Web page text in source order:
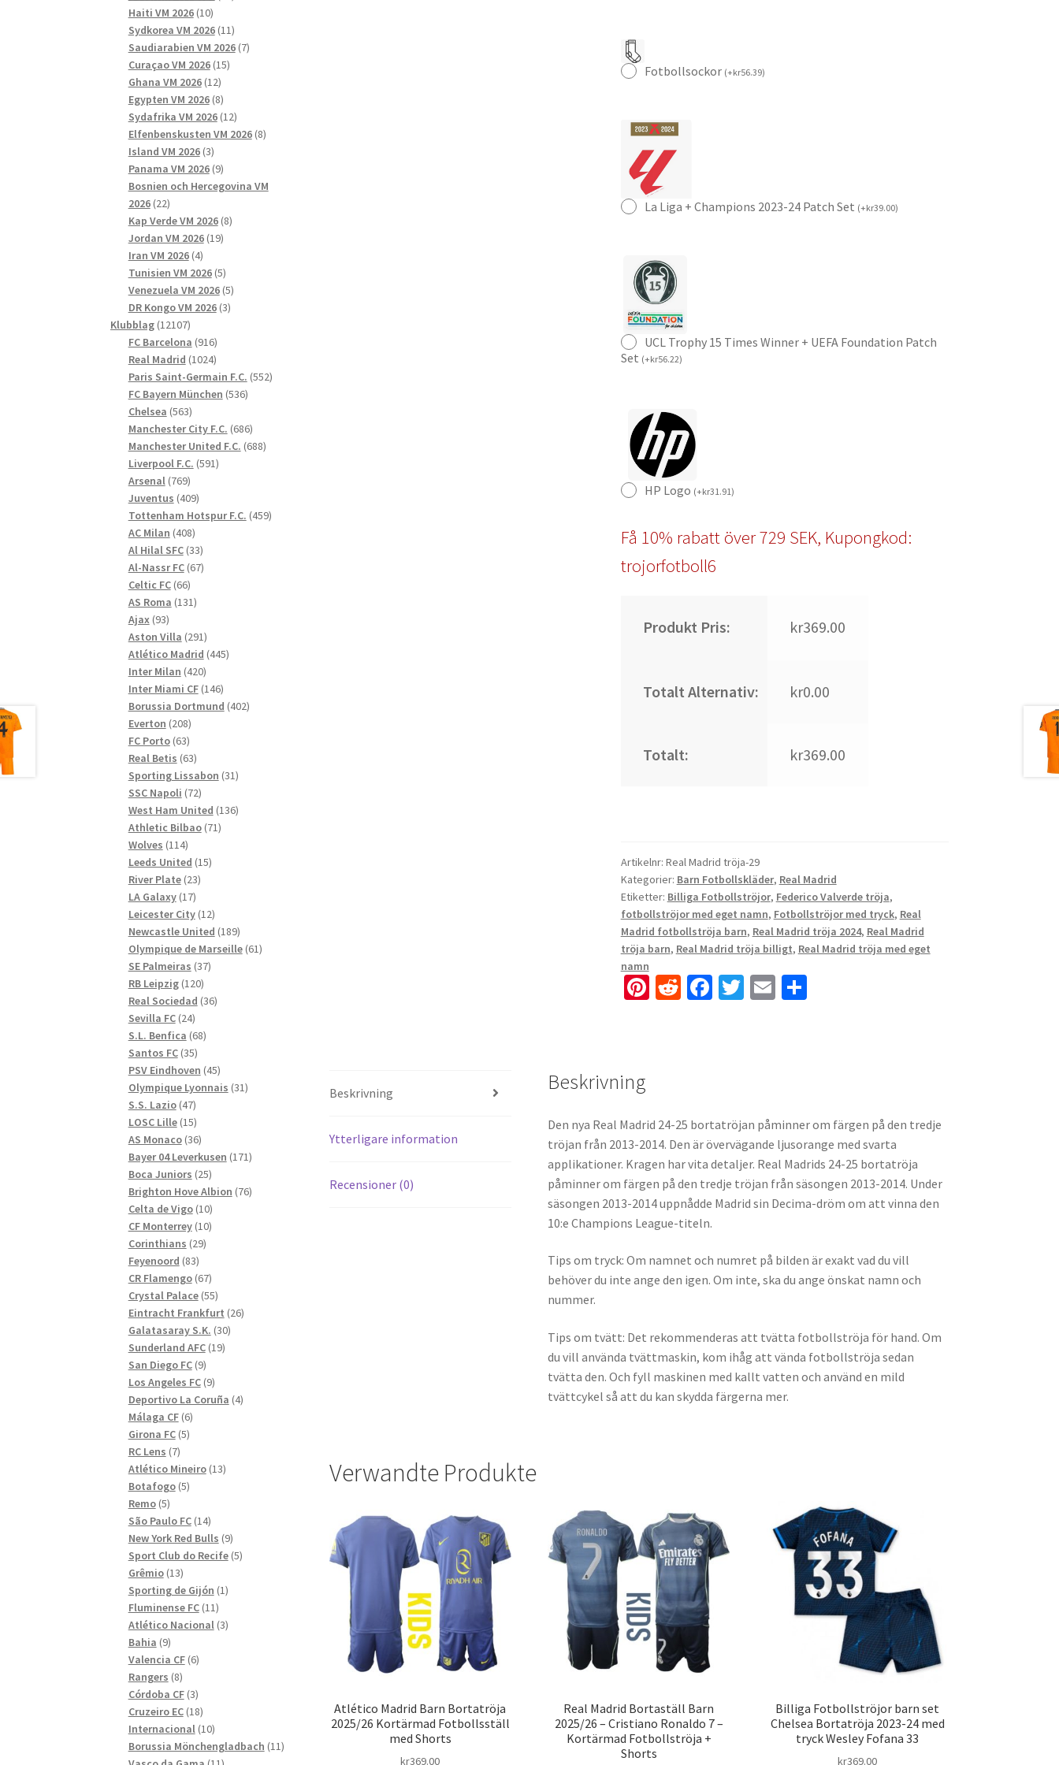
Fotbollsockor (+kr56.39)
La Liga + Champions 2023-24 Patch Set (+kr39.00)
UCL Trophy 15 Times Winner + UEFA Foundation Patch
Set (+kr56.22)
HP Logo (+kr31.91)
Få 10% rabatt över 729 SEK, Kupongkod:
trojorfotboll6
Produkt Pris: kr369.00
Totalt Alternativ: kr0.00
Totalt: kr369.00
Artikelnr: Real Madrid tröja-29
Kategorier: Barn Fotbollskläder, Real Madrid
Etiketter: Billiga Fotbollströjor, Federico Valverde tröja,
fotbollströjor med eget namn, Fotbollströjor med tryck, Real
Madrid fotbollströja barn, Real Madrid tröja 2024, Real Madrid
tröja barn, Real Madrid tröja billigt, Real Madrid tröja med eget
namn
Pi R Fa
k
T E D
Beskrivning
Ytterligare information
Recensioner (0)
Beskrivning
Den nya Real Madrid 24-25 bortatröjan påminner om färgen på den tredje
tröjan från 2013-2014. Den är övervägande ljusorange med svarta
applikationer. Kragen har vita detaljer. Real Madrids 24-25 bortatröja
påminner om färgen på den tredje tröjan från säsongen 2013-2014. Under
säsongen 2013-2014 uppnådde Madrid sin Decima-dröm om att vinna den
10:e Champions League-titeln.
Tips om tryck: Om namnet och numret på bilden är exakt vad du vill
behöver du inte ange den igen. Om inte, ska du ange önskat namn och
nummer.
Tips om tvätt: Det rekommenderas att tvätta fotbollströja för hand. Om
du vill använda tvättmaskin, kom ihåg att vända fotbollströja sedan
tvätta den. Och fyll maskinen med kallt vatten och använd en mild
tvättcykel så att du kan skydda färgerna mer.
Verwandte Produkte
Atlético Madrid Barn Bortatröja
2025/26 Kortärmad Fotbollsställ
med Shorts
kr369.00
Real Madrid Bortaställ Barn
2025/26 – Cristiano Ronaldo 7 –
Kortärmad Fotbollströja +
Shorts
Billiga Fotbollströjor barn set
Chelsea Bortatröja 2023-24 med
tryck Wesley Fofana 33
kr369.00
Haiti VM 2026 1010
produkter
Sydkorea VM 2026 1111
produkter
Saudiarabien VM 2026 77
Curaçao VM 2026 1515
Ghana VM 2026 1212
produkter
Egypten VM 2026 88
produkter
Sydafrika VM 2026 1212
produkter
Elfenbenskusten VM 2026 88
Island VM 2026 33
produkter
Panama VM 2026 99
produkter
Bosnien och Hercegovina VM
2026 2222
produkter
Kap Verde VM 2026 88
Jordan VM 2026 1919
Iran VM 2026 44
produkter
Tunisien VM 2026 55
produkter
Venezuela VM 2026 55
produkter
DR Kongo VM 2026 33
Klubblag 1210712107
produkter
FC Barcelona 916916
produkter
Real Madrid 10241024
produkter
Paris Saint-Germain F.C. 552552
FC Bayern München 536536
Chelsea 563563
produkter
Manchester City F.C. 686686
produkter
Manchester United F.C. 688688
Liverpool F.C. 591591
Arsenal 769769
produkter
Juventus 409409
produkter
Tottenham Hotspur F.C. 459459
AC Milan 408408
produkter
Al Hilal SFC 3333
produkter
Al-Nassr FC 6767
Celtic FC 6666
produkter
AS Roma 131131
Ajax 9393
produkter
Aston Villa 291291
produkter
Atlético Madrid 445445
Inter Milan 420420
produkter
Inter Miami CF 146146
produkter
Borussia Dortmund 402402
Everton 208208
produkter
FC Porto 6363
produkter
Real Betis 6363
produkter
Sporting Lissabon 3131
SSC Napoli 7272
produkter
West Ham United 136136
Athletic Bilbao 7171
Wolves 114114
produkter
Leeds United 1515
River Plate 2323
LA Galaxy 1717
produkter
Leicester City 1212
produkter
Newcastle United 189189
produkter
Olympique de Marseille 6161
SE Palmeiras 3737
RB Leipzig 120120
produkter
Real Sociedad 3636
Sevilla FC 2424
produkter
S.L. Benfica 6868
Santos FC 3535
produkter
PSV Eindhoven 4545
produkter
Olympique Lyonnais 3131
S.S. Lazio 4747
produkter
LOSC Lille 1515
produkter
AS Monaco 3636
produkter
Bayer 04 Leverkusen 171171
Boca Juniors 2525
produkter
Brighton Hove Albion 7676
Celta de Vigo 1010
produkter
CF Monterrey 1010
Corinthians 2929
Feyenoord 8383
produkter
CR Flamengo 6767
produkter
Crystal Palace 5555
produkter
Eintracht Frankfurt 2626
Galatasaray S.K. 3030
Sunderland AFC 1919
San Diego FC 99
produkter
Los Angeles FC 99
produkter
Deportivo La Coruña 44
Málaga CF 66
produkter
Girona FC 55
RC Lens 77
produkter
Atlético Mineiro 1313
Botafogo 55
Remo 55
produkter
São Paulo FC 1414
produkter
New York Red Bulls 99
produkter
Sport Club do Recife 55
Grêmio 1313
produkter
Sporting de Gijón 11
Fluminense FC 1111
produkter
Atlético Nacional 33
Bahia 99
produkter
Valencia CF 66
Rangers 88
produkter
Córdoba CF 33
produkter
Cruzeiro EC 1818
produkter
Internacional 1010
produkter
Borussia Mönchengladbach 1111